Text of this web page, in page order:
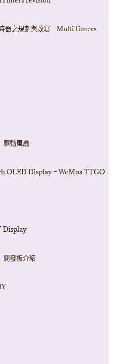
器之規劃與改寫－MultiTimers
驅動風扇
OLED Display – WeMos TTGO
Display
發板介紹